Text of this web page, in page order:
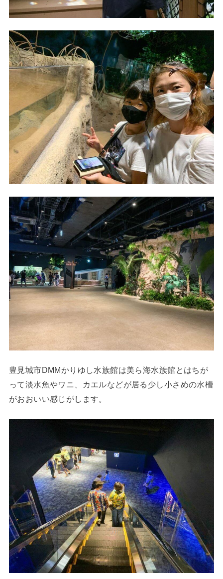
豊見城市DMMかりゆし水族館は美ら海水族館とはちが
って淡水魚やワニ、カエルなどが居る少し小さめの水槽
がおおいい感じがします。